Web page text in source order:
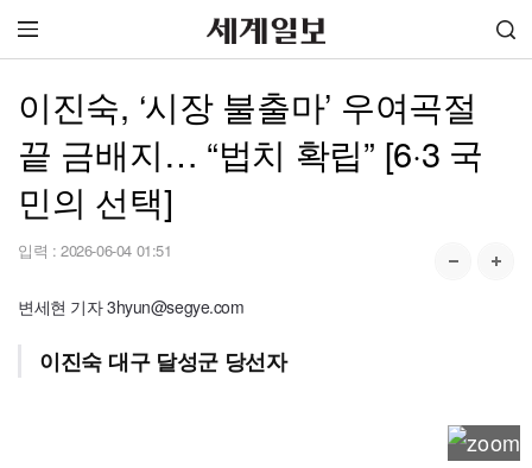
이진숙, ‘시장 불출마’ 우여곡절
끝 금배지… “법치 확립” [6·3 국
민의 선택]
입력 : 2026-06-04 01:51
변세현 기자 3hyun@segye.com
이진숙 대구 달성군 당선자